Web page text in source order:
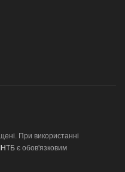
При використанні
ІНТБ є обов'язковим